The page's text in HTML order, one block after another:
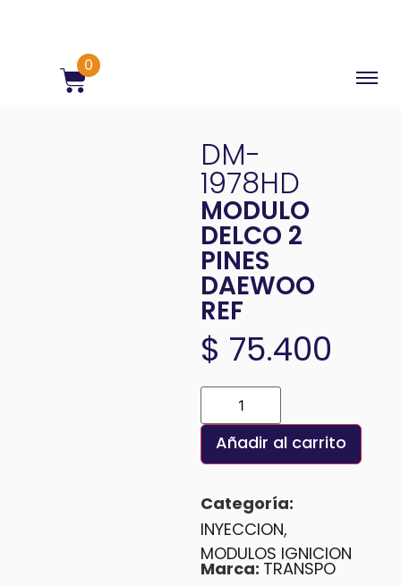
0
DM-
1978HD
MODULO
DELCO 2
PINES
DAEWOO
REF
$ 75.400
Añadir al carrito
Categoría:
INYECCION,
MODULOS IGNICION
Marca: TRANSPO